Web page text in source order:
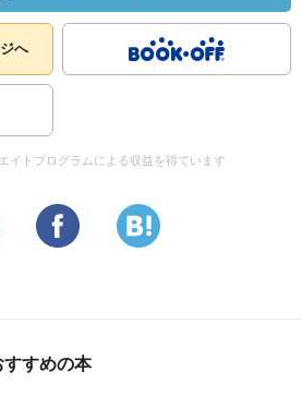
へ
イトプログラムによる収益を得ています
すすめの本